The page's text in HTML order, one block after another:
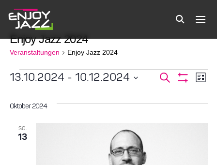
Enjoy Jazz 2024
Veranstaltungen Enjoy Jazz 2024
Veranstaltungen
Suche
Suche
Liste
13.10.2024 - 10.12.2024
wählen.
Oktober 2024
SO.
13